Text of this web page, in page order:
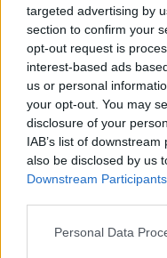
targeted advertising by
section to confirm your
opt-out request is
interest-based ads
us or personal
your opt-out. You may
disclosure of your
IAB’s list of
also be disclosed by us
Downstream Participants
Personal Data
Πριν 5 ημέρες
Εργασίες
Βαρβασίου